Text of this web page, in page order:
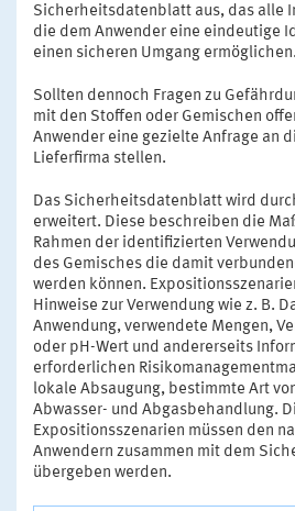
Sicherheitsdatenblatt aus, das alle
die dem Anwender eine eindeutige
einen sicheren Umgang ermöglichen.
Sollten dennoch Fragen zu
mit den Stoffen oder Gemischen
Anwender eine gezielte Anfrage an
Lieferfirma stellen.
Das Sicherheitsdatenblatt wird
erweitert. Diese beschreiben die
Rahmen der identifizierten
des Gemisches die damit
werden können.
Hinweise zur Verwendung wie z. B.
Anwendung, verwendete Mengen,
oder pH-Wert und andererseits
erforderlichen
lokale Absaugung, bestimmte Art
Abwasser- und Abgasbehandlung.
Expositionsszenarien müssen den
Anwendern zusammen mit dem
übergeben werden.